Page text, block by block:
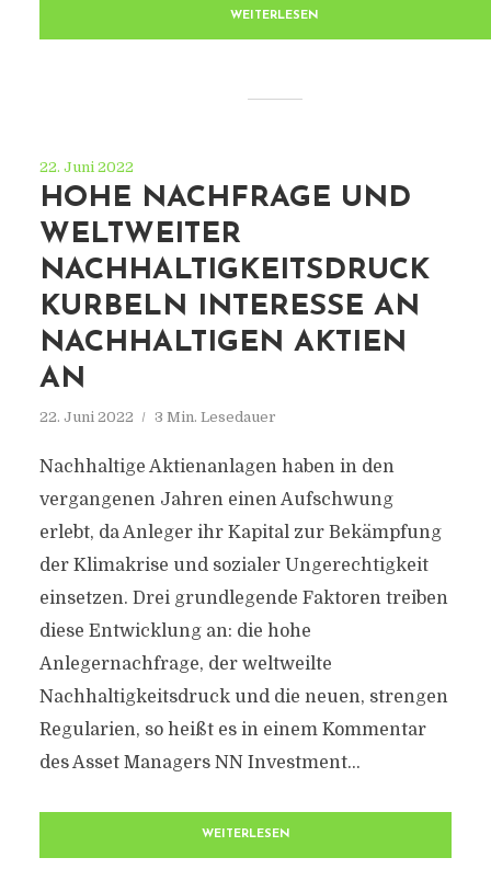
WEITERLESEN
22. Juni 2022
HOHE NACHFRAGE UND
WELTWEITER
NACHHALTIGKEITSDRUCK
KURBELN INTERESSE AN
NACHHALTIGEN AKTIEN
AN
22. Juni 2022 3 Min. Lesedauer
Nachhaltige Aktienanlagen haben in den
vergangenen Jahren einen Aufschwung
erlebt, da Anleger ihr Kapital zur Bekämpfung
der Klimakrise und sozialer Ungerechtigkeit
einsetzen. Drei grundlegende Faktoren treiben
diese Entwicklung an: die hohe
Anlegernachfrage, der weltweilte
Nachhaltigkeitsdruck und die neuen, strengen
Regularien, so heißt es in einem Kommentar
des Asset Managers NN Investment...
WEITERLESEN